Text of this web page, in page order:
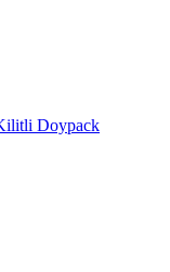
Doypack